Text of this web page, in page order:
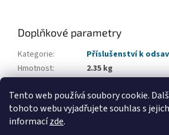
Tento web používá soubory cookie.
tohoto webu vyjadřujete souhlas s
informacízde.
Doplňkové parametry
Kategorie:
Příslušenství k
Hmotnost:
2.35 kg
Typ příslušenství: Recirkulační filtry